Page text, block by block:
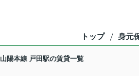
トップ 身元
山陽本線 戸田駅の賃貸一覧